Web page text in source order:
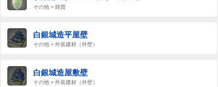
その他 > 雑貨
白銀城造平屋壁
その他 > 外装建材（外壁）
白銀城造屋敷壁
その他 > 外装建材（外壁）